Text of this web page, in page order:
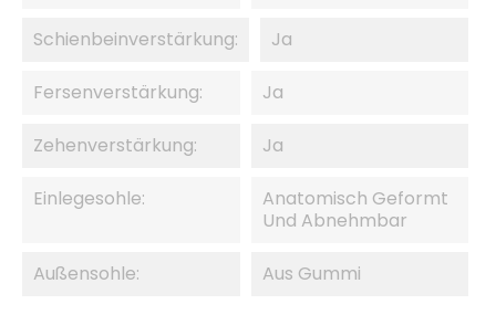
Schienbeinverstärkung: Ja
Fersenverstärkung: Ja
Zehenverstärkung: Ja
Einlegesohle:
Anatomisch Geformt
Und Abnehmbar
Außensohle: Aus Gummi